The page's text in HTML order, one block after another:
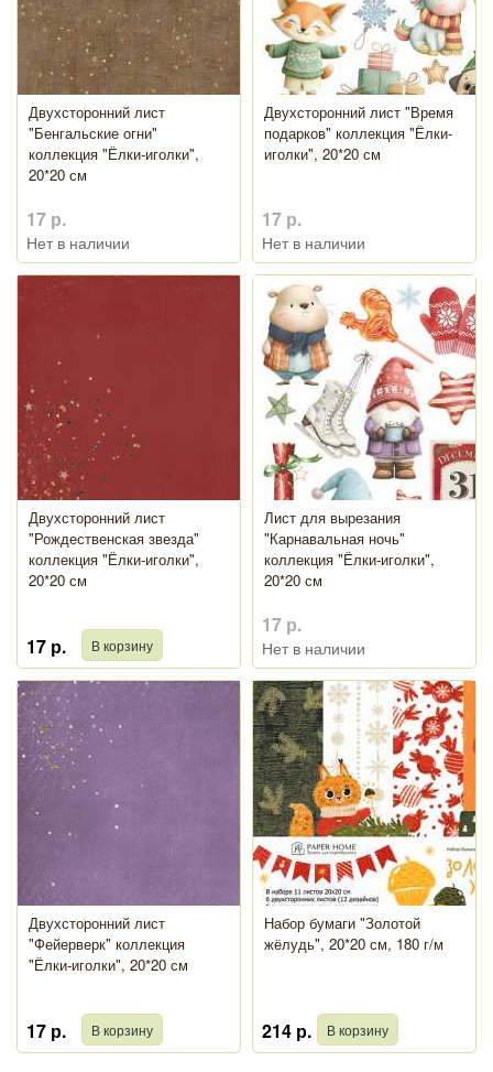
Двухсторонний лист
"Бенгальские огни"
коллекция "Ёлки-иголки",
20*20 см
17 р.
Нет в наличии
Двухсторонний лист "Время
подарков" коллекция "Ёлки-
иголки", 20*20 см
17 р.
Нет в наличии
Двухсторонний лист
"Рождественская звезда"
коллекция "Ёлки-иголки",
20*20 см
17 р.
Лист для вырезания
"Карнавальная ночь"
коллекция "Ёлки-иголки",
20*20 см
17 р.
Нет в наличии
Двухсторонний лист
"Фейерверк" коллекция
"Ёлки-иголки", 20*20 см
17 р.
Набор бумаги "Золотой
жёлудь", 20*20 см, 180 г/м
214 р.